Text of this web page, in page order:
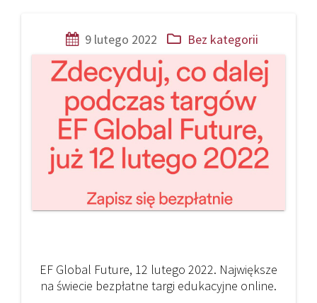
9 lutego 2022 Bez kategorii
EF Global Future, 12 lutego 2022. Największe
na świecie bezpłatne targi edukacyjne online.
Nawigacja
wpisu